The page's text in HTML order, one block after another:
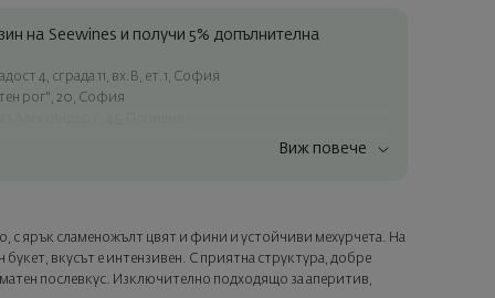
на Seewines и получи 5% допълнителна
4, сграда 11, вх.В, ет.1, София
рог", 20, София
страна
опаковка и персонализирана картичка с ваше пожелание.
стъпка от поръчката.
Виж повече
с ярък сламеножълт цвят и фини и устойчиви мехурчета. На
букет, вкусът е интензивен. С приятна структура, добре
послевкус. Изключително подходящо за аперитив,